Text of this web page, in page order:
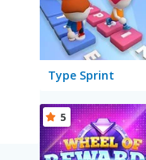
Type Sprint
5